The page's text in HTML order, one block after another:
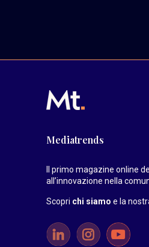
Mediatrends
Il primo magazine online
all’innovazione nella
Scopri chi siamo e la